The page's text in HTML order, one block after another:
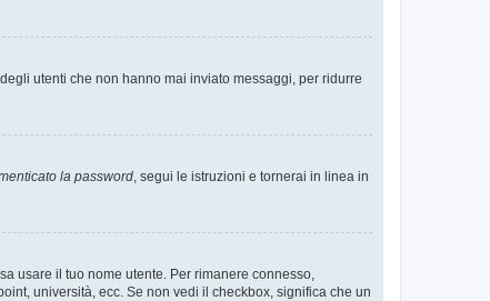
utenti che non hanno mai inviato messaggi, per ridurre
la password, segui le istruzioni e tornerai in linea in
usare il tuo nome utente. Per rimanere connesso,
università, ecc. Se non vedi il checkbox, significa che un